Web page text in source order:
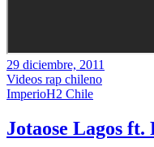
29 diciembre, 2011
Videos rap chileno
ImperioH2 Chile
Jotaose Lagos